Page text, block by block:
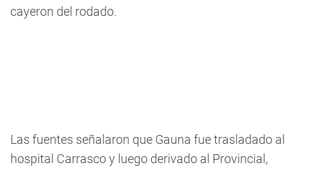
cayeron del rodado.
Las fuentes señalaron que Gauna fue trasladado al
hospital Carrasco y luego derivado al Provincial,